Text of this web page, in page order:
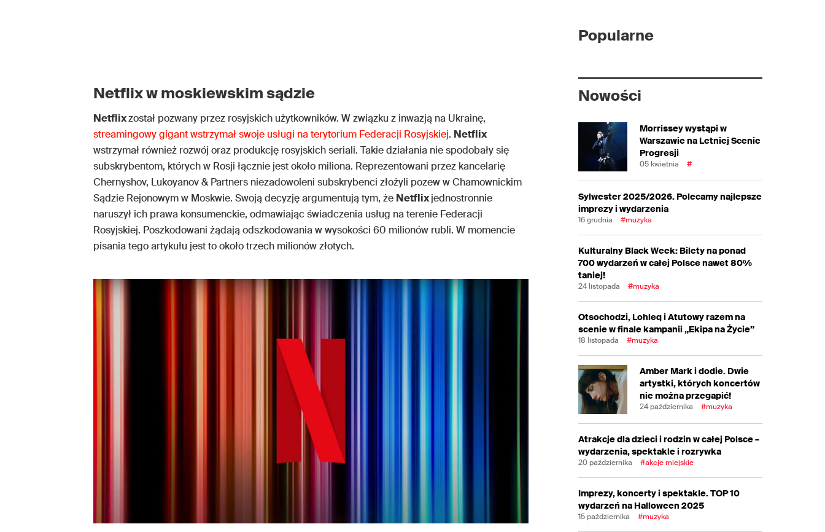
Netflix w moskiewskim sądzie
Netflixzostał pozwany przez rosyjskich użytkowników. W związku z inwazją na Ukrainę,
streamingowy gigant wstrzymał swoje usługi na terytorium Federacji Rosyjskiej. Netflix
wstrzymał również rozwój oraz produkcję rosyjskich seriali. Takie działania nie spodobały się
subskrybentom, których w Rosji łącznie jest około miliona. Reprezentowani przez kancelarię
Chernyshov, Lukoyanov & Partners niezadowoleni subskrybenci złożyli pozew w Chamownickim
Sądzie Rejonowym w Moskwie. Swoją decyzję argumentują tym, że Netflixjednostronnie
naruszył ich prawa konsumenckie, odmawiając świadczenia usług na terenie Federacji
Rosyjskiej. Poszkodowani żądają odszkodowania w wysokości 60 milionów rubli. W momencie
pisania tego artykułu jest to około trzech milionów złotych.
Popularne
Nowości
Morrissey wystąpi w
Warszawie na Letniej Scenie
Progresji
05 kwietnia #
Sylwester 2025/2026. Polecamy najlepsze
imprezy i wydarzenia
16 grudnia #muzyka
Kulturalny Black Week: Bilety na ponad
700 wydarzeń w całej Polsce nawet 80%
taniej!
24 listopada #muzyka
Otsochodzi, Lohleq i Atutowy razem na
scenie w finale kampanii „Ekipa na Życie”
18 listopada #muzyka
Amber Mark i dodie. Dwie
artystki, których koncertów
nie można przegapić!
24 października #muzyka
Atrakcje dla dzieci i rodzin w całej Polsce –
wydarzenia, spektakle i rozrywka
20 października #akcje miejskie
Imprezy, koncerty i spektakle. TOP 10
wydarzeń na Halloween 2025
15 października #muzyka